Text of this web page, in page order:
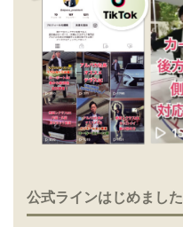
公式ラインはじめました